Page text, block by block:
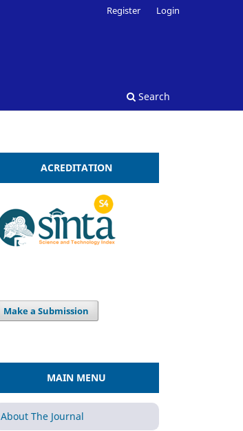
Search
Register Login
ACREDITATION
Make a Submission
MAIN MENU
About The Journal